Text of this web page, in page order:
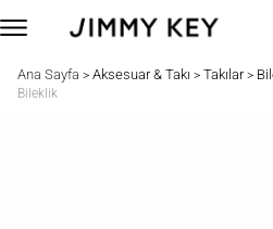
Ana Sayfa > Aksesuar & Takı > Takılar>
Bileklik